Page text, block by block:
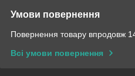
Умови повернення
Повернення товару впродовж
Всі умови повернення